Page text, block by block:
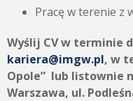
Pracę w terenie z
Wyślij CV w terminie
kariera@imgw.pl, w
Opole” lub listownie
Warszawa, ul.